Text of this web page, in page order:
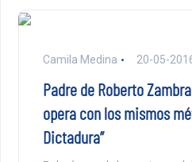
Camila Medina 20-05-
Padre de Roberto
opera con los mismos
Dictadura”